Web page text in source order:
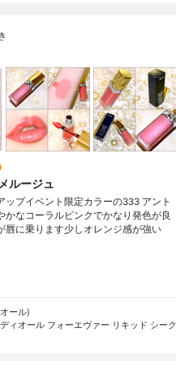
ルージュ
ップイベント限定カラーの333 アント
かなコーラルピンクでかなり発色が良
唇に乗ります少しオレンジ感が強い
ール)
ィオール フォーエヴァー リキッド シーク